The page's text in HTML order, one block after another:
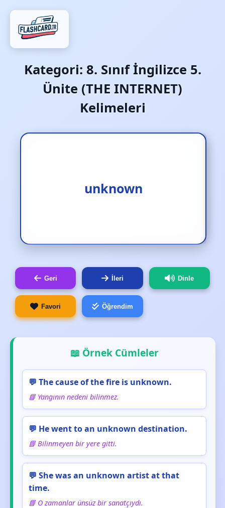
Kategori: 8. Sınıf İngilizce 5.
Ünite (THE INTERNET)
Kelimeleri
unknown
bilinmeyen
Geri İleri Dinle
Favori Öğrendim
📖 Örnek Cümleler
💬 The cause of the fire is unknown.
📘 Yangının nedeni bilinmez.
💬 He went to an unknown destination.
📘 Bilinmeyen bir yere gitti.
💬 She was an unknown artist at that
time.
📘 O zamanlar ünsüz bir sanatçıydı.